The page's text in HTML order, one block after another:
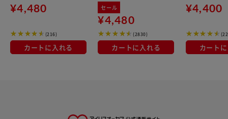
とぎ 大容量 猫の爪とぎ
¥4,480
(216)
カートに入れる
シーツ レギュラー 200
枚×4袋 犬 シーツ トイ
レ
セール
¥4,480
(2830)
カートに入れる
流せる 燃やせ
消臭 PFC-7L
¥4,400
カート